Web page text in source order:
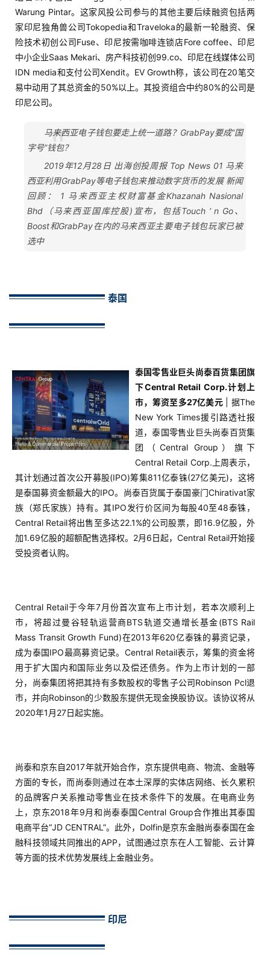
首
页
推
运
营
实
战
分
享
拆
Warung Pintar。这家风投公司参与的其他主要后续融资包括两
家印尼独角兽公司Tokopedia和Traveloka的最新一轮融资、保
险技术初创公司Fuse、印尼按需咖啡连锁店Fore coffee、印尼
中小企业Saas Mekari、房产科技初创99.co、印尼在线媒体公司
IDN media和支付公司Xendit。EV Growth称，该公司在20笔交
易中动用了其总资金的50%以上。其投资组合中约80%的公司是
印尼公司。
马来西亚电子钱包要走上统一道路？GrabPay要成“国
字号”钱包？
2019年12月28日 出海创投周报 Top News 01 马来
西亚利用GrabPay等电子钱包来推动数字货币的发展 新闻
回顾： 1 马来西亚主权财富基金Khazanah Nasional
Bhd（马来西亚国库控股)宣布，包括Touch ‘ n Go、
Boost和GrabPay在内的马来西亚主要电子钱包玩家已被
选中
泰国
泰国零售业巨头尚泰百货集团旗
下Central Retail Corp.计划上
市，筹资至多27亿美元 | 据The
New York Times援引路透社报
道，泰国零售业巨头尚泰百货集
团（Central Group）旗下
Central Retail Corp.上周表示，
其计划通过首次公开募股(IPO)筹集811亿泰铢(27亿美元)，这将
是泰国募资金额最大的IPO。尚泰百货属于泰国豪门Chirativat家
族（郑氏家族）持有。其IPO发行价区间为每股40至48泰铢，
Central Retail将出售至多达22.1%的公司股票，即16.9亿股，外
加1.69亿股的超额配售选择权。2月6日起，Central Retail开始接
受投资者认购。
Central Retail于今年7月份首次宣布上市计划，若本次顺利上
市，将超过曼谷轻轨运营商BTS轨道交通增长基金(BTS Rail
Mass Transit Growth Fund)在2013年620亿泰铢的募资记录，
成为泰国IPO最高募资记录。Central Retail表示，筹集的资金将
用于扩大国内和国际业务以及偿还债务。作为上市计划的一部
分，尚泰集团将把其持有多数股权的零售子公司Robinson Pcl退
市，并向Robinson的少数股东提供无现金换股协议。该协议将从
2020年1月27日起实施。
尚泰和京东自2017年就开始合作，京东提供电商、物流、金融等
方面的专长，而尚泰则通过在本土深厚的实体店网络、长久累积
的品牌客户关系推动零售业在技术条件下的发展。在电商业务
上，京东2018年9月和尚泰泰国Central Group合作推出其泰国
电商平台“JD CENTRAL”。此外，Dolfin是京东金融尚泰泰国在金
融科技领域共同推出的APP，试图通过京东在人工智能、云计算
等方面的技术优势发展线上金融业务。
印尼